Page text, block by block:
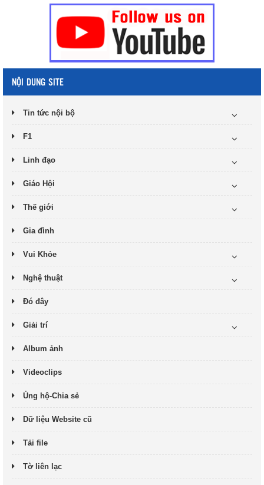
NỘI DUNG SITE
Tin tức nội bộ
F1
Linh đạo
Giáo Hội
Thế giới
Gia đình
Vui Khỏe
Nghệ thuật
Đó đây
Giải trí
Album ảnh
Videoclips
Ủng hộ-Chia sẻ
Dữ liệu Website cũ
Tải file
Tờ liên lạc